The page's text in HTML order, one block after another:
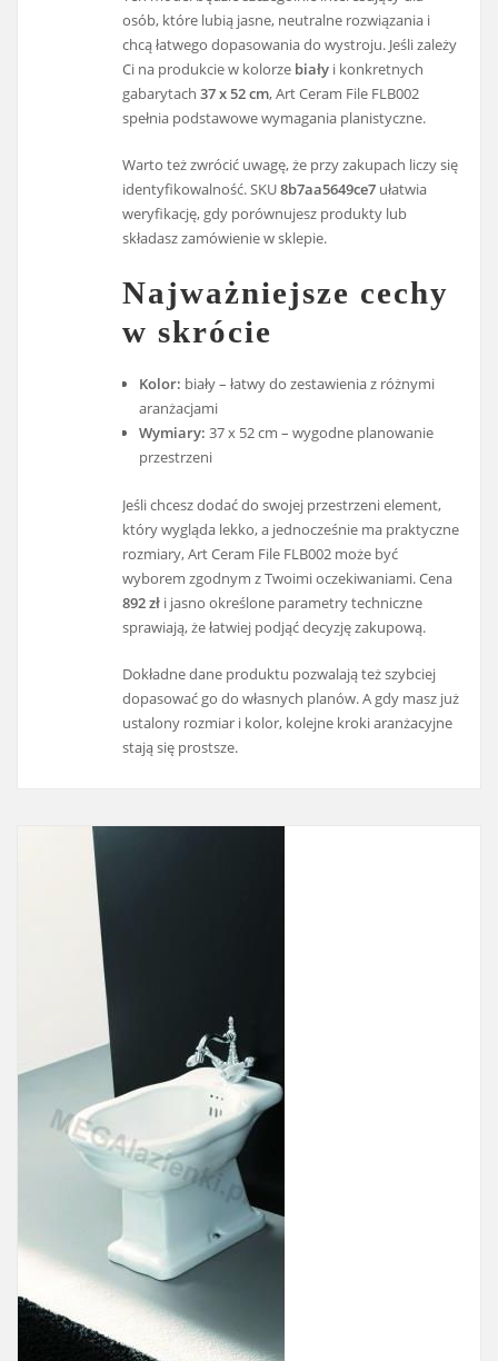
osób, które lubią jasne, neutralne rozwiązania i
chcą łatwego dopasowania do wystroju. Jeśli zależy
Ci na produkcie w kolorze biały i konkretnych
gabarytach37 x 52 cm, Art Ceram File FLB002
spełnia podstawowe wymagania planistyczne.
Warto też zwrócić uwagę, że przy zakupach liczy się
identyfikowalność. SKU8b7aa5649ce7 ułatwia
weryfikację, gdy porównujesz produkty lub
składasz zamówienie w sklepie.
Najważniejsze cechy
w skrócie
Kolor: biały – łatwy do zestawienia z różnymi
aranżacjami
Wymiary: 37 x 52 cm – wygodne planowanie
przestrzeni
Jeśli chcesz dodać do swojej przestrzeni element,
który wygląda lekko, a jednocześnie ma praktyczne
rozmiary, Art Ceram File FLB002 może być
wyborem zgodnym z Twoimi oczekiwaniami. Cena
892 zł i jasno określone parametry techniczne
sprawiają, że łatwiej podjąć decyzję zakupową.
Dokładne dane produktu pozwalają też szybciej
dopasować go do własnych planów. A gdy masz już
ustalony rozmiar i kolor, kolejne kroki aranżacyjne
stają się prostsze.